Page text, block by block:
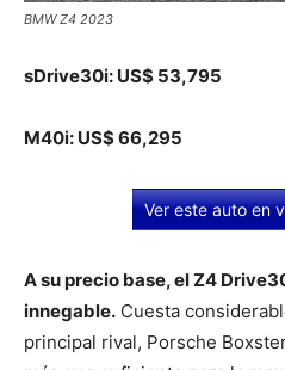
BMW Z4 2023
sDrive30i: US$ 53,795
M40i: US$ 66,295
Ver este auto en
A su precio base, el Z4
innegable. Cuesta
principal rival, Porsche